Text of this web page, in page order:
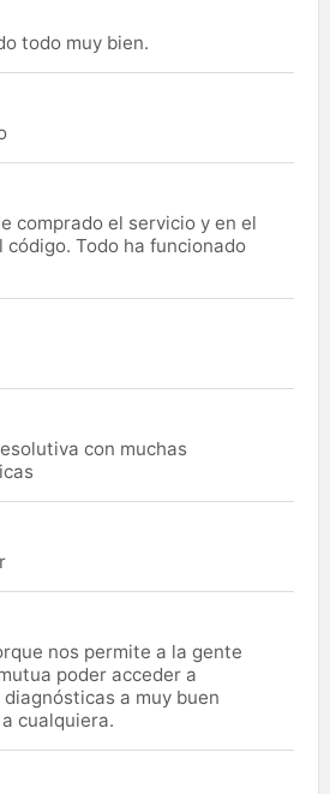
todo muy bien.
comprado el servicio y en el
código. Todo ha funcionado
con muchas
nos permite a la gente
poder acceder a
a muy buen
cualquiera.